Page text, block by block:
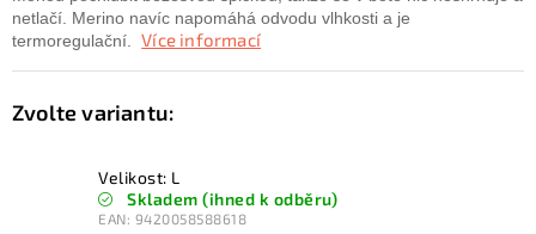
netlačí. Merino navíc napomáhá odvodu vlhkosti a je
termoregulační.
Více informací
Velikost: L
Skladem (ihned k odběru)
EAN: 9420058588618